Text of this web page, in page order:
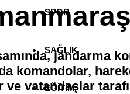
SPOR
SAĞLIK
EĞİTİM
jandarma
komandolar,
ve vatandaşlar